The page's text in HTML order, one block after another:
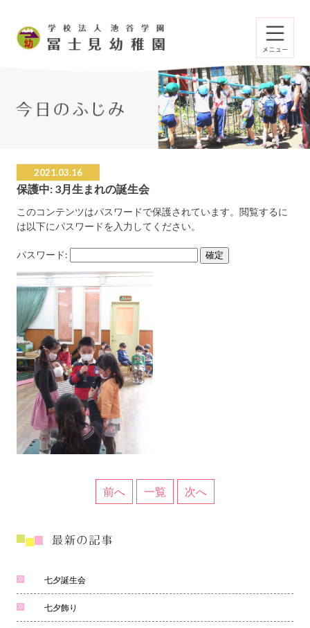
2021.03.16
保護中: 3月生まれの誕生会
このコンテンツはパスワードで保護されています。閲覧するに
は以下にパスワードを入力してください。
パスワード:
前へ 一覧 次へ
七夕誕生会
七夕飾り